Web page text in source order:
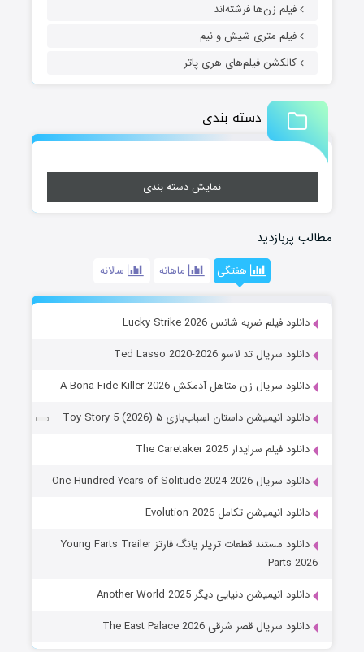
فیلم زن‌ها فرشته‌اند
فیلم متری شیش و نیم
کالکشن فیلم‌های هری پاتر
دسته بندی
نمایش دسته بندی
مطالب پربازدید
هفتگی ماهانه سالانه
دانلود فیلم ضربه شانس Lucky Strike 2026
دانلود سریال تد لاسو Ted Lasso 2020-2026
دانلود سریال زن متاهل آدمکش A Bona Fide Killer 2026
دانلود انیمیشن داستان اسباب‌بازی ۵ Toy Story 5 (2026)
دانلود فیلم سرایدار The Caretaker 2025
دانلود سریال One Hundred Years of Solitude 2024-2026
دانلود انیمیشن تکامل Evolution 2026
دانلود مستند قطعات تریلر یانگ فارتز Young Farts Trailer
Parts 2026
دانلود انیمیشن دنیایی دیگر Another World 2025
دانلود سریال قصر شرقی The East Palace 2026